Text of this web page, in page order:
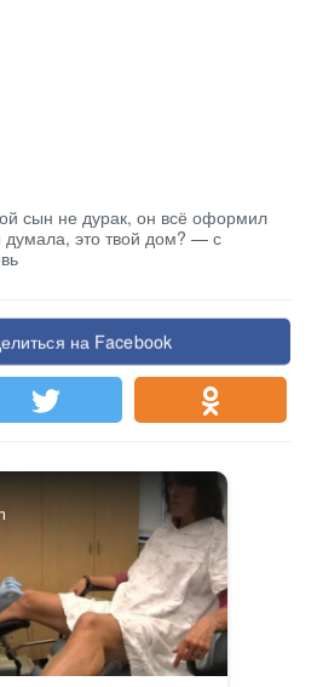
сын не дурак, он всё оформил
это твой дом? — с
на Facebook